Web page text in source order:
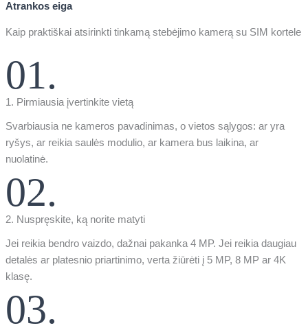
Atrankos eiga
Kaip praktiškai atsirinkti tinkamą stebėjimo kamerą su SIM kortele
01.
1. Pirmiausia įvertinkite vietą
Svarbiausia ne kameros pavadinimas, o vietos sąlygos: ar yra
ryšys, ar reikia saulės modulio, ar kamera bus laikina, ar
nuolatinė.
02.
2. Nuspręskite, ką norite matyti
Jei reikia bendro vaizdo, dažnai pakanka 4 MP. Jei reikia daugiau
detalės ar platesnio priartinimo, verta žiūrėti į 5 MP, 8 MP ar 4K
klasę.
03.